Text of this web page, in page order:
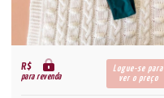
R$
para revenda
Logue-se para
ver o preço